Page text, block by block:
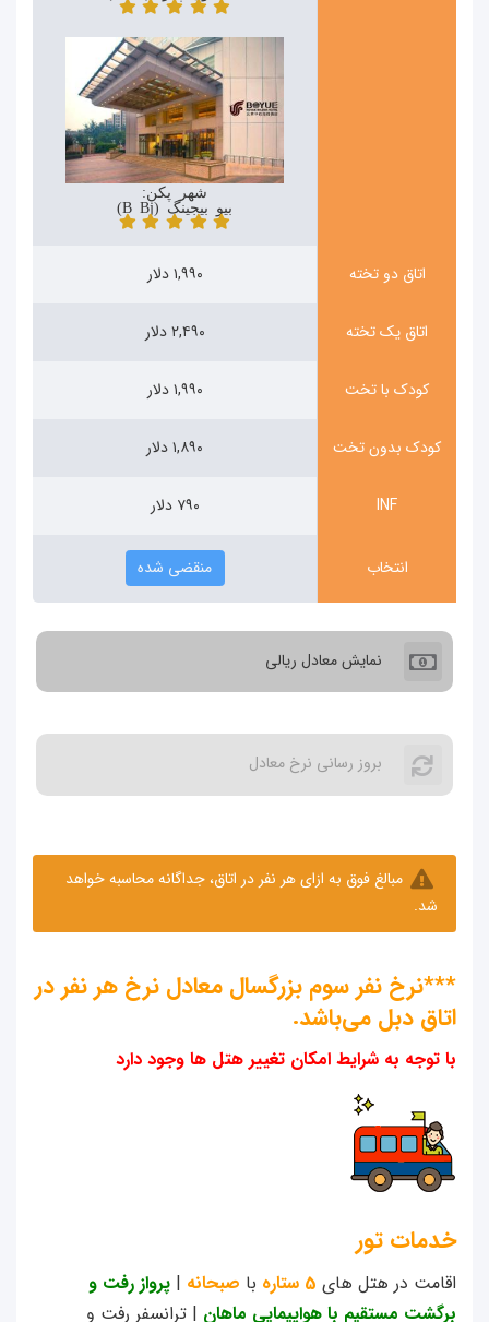
شهر پکن:
بیو بیجینگ (Boyue Beijing)
اتاق دو تخته
اتاق یک تخته
کودک با تخت
بدون تخت
منقضی شده
نمایش معادل ریالی
بروز رسانی نرخ معادل
مبالغ فوق به ازای هر نفر در اتاق، جداگانه محاسبه خواهد
نفر سوم بزرگسال معادل نرخ هر نفر در
دبل می‌باشد.
به شرایط امکان تغییر هتل ها وجود دارد
تور
در هتل های5 ستاره باصبحانه|پرواز رفت و
مستقیم با هواپیمایی ماهان| ترانسفر رفت و